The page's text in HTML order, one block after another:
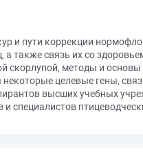
и пути коррекции
а также связь их со
скорлупой, методы и
целевые гены,
высших учебных
и специалистов